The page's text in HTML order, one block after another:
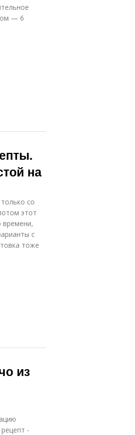
— 6
на
со
этот
времени,
с
тоже
из
-